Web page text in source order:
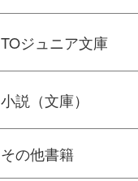
TOジュニア文庫
小説（文庫）
その他書籍